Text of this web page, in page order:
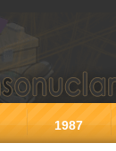
1987